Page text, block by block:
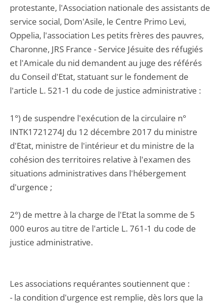
protestante, l'Association nationale des assistants de
service social, Dom'Asile, le Centre Primo Levi,
Oppelia, l'association Les petits frères des pauvres,
Charonne, JRS France - Service Jésuite des réfugiés
et l'Amicale du nid demandent au juge des référés
du Conseil d'Etat, statuant sur le fondement de
l'article L. 521-1 du code de justice administrative :
1°) de suspendre l'exécution de la circulaire n°
INTK1721274J du 12 décembre 2017 du ministre
d'Etat, ministre de l'intérieur et du ministre de la
cohésion des territoires relative à l'examen des
situations administratives dans l'hébergement
d'urgence ;
2°) de mettre à la charge de l'Etat la somme de 5
000 euros au titre de l'article L. 761-1 du code de
justice administrative.
Les associations requérantes soutiennent que :
- la condition d'urgence est remplie, dès lors que la